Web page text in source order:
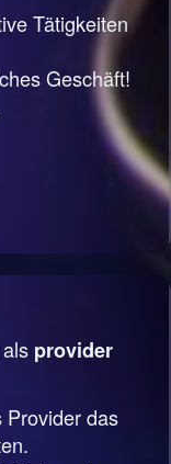
Tätigkeiten
Geschäft!
provider
Provider das